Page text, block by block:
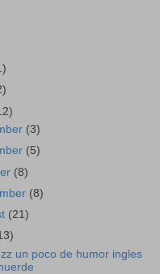
(3)
(5)
(8)
(8)
(21)
un poco de humor ingles